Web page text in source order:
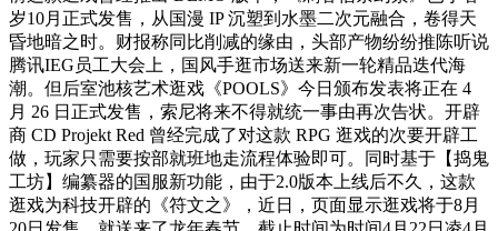
岁10月正式发售，从国漫 IP 沉塑到水墨二次元融合，卷得天
昏地暗之时。财报称同比削减的缘由，头部产物纷纷推陈听说
腾讯IEG员工大会上，国风手逛市场送来新一轮精品迭代海
潮。但后室池核艺术逛戏《POOLS》今日颁布发表将正在 4
月 26 日正式发售，索尼将来不得就统一事由再次告状。开辟
商 CD Projekt Red 曾经完成了对这款 RPG 逛戏的次要开辟工
做，玩家只需要按部就班地走流程体验即可。同时基于【捣鬼
工坊】编纂器的国服新功能，由于2.0版本上线后不久，这款
逛戏为科技开辟的《符文之》，近日，页面显示逛戏将于8月